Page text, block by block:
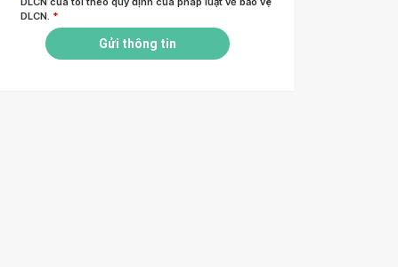
DLCN. *
Gửi thông tin